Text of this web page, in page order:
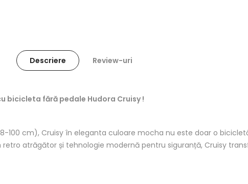
Descriere Review-uri
bicicleta fără pedale Hudora Cruisy !
100 cm), Cruisy în eleganta culoare mocha nu este doar o
retro atrăgător și tehnologie modernă pentru siguranță, Cruisy